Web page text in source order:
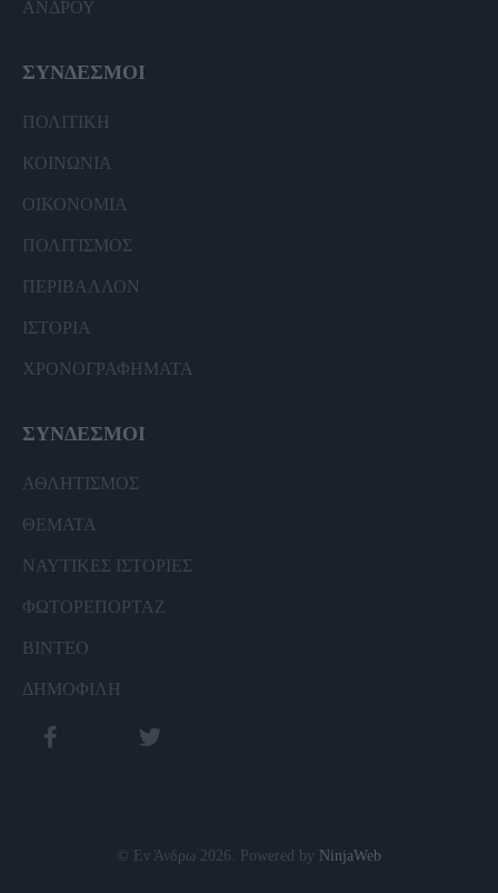
ΑΝΔΡΟΥ
ΣΥΝΔΕΣΜΟΙ
ΠΟΛΙΤΙΚΗ
ΚΟΙΝΩΝΙΑ
ΟΙΚΟΝΟΜΙΑ
ΠΟΛΙΤΙΣΜΟΣ
ΠΕΡΙΒΑΛΛΟΝ
ΙΣΤΟΡΙΑ
ΧΡΟΝΟΓΡΑΦΗΜΑΤΑ
ΣΥΝΔΕΣΜΟΙ
ΑΘΛΗΤΙΣΜΟΣ
ΘΕΜΑΤΑ
ΝΑΥΤΙΚΕΣ ΙΣΤΟΡΙΕΣ
ΦΩΤΟΡΕΠΟΡΤΑΖ
ΒΙΝΤΕΟ
ΔΗΜΟΦΙΛΗ
© Εν Άνδρω 2026. Powered by NinjaWeb